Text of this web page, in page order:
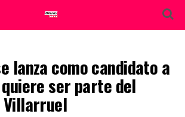
lanza como candidato a
ser parte del
Villarruel